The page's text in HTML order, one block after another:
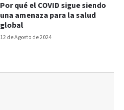
12 de Agosto de 2024
Por qué el COVID sigue siendo
una amenaza para la salud
global